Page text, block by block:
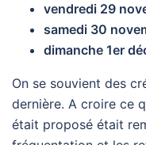
vendredi 29
samedi 30
dimanche 1er
On se souvient des
dernière. A croire ce
était proposé était